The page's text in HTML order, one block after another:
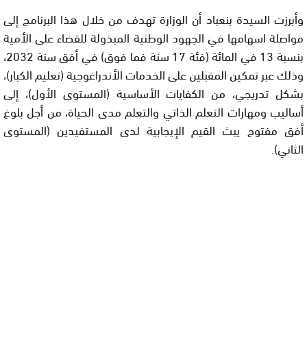
وأبرزت السيدة بنعباد أن الوزارة تهدف من خلال هذا البرنامج إلى
مواصلة اسهامها في الجهود الوطنية المبذولة للقضاء على الأمية
بنسبة 13 في المائة (فئة 17 سنة فما فوق) في أفق سنة 2032،
وذلك عبر تمكين المقبلين على الخدمات الأندراغوجية (تعليم الكبار)،
بشكل تدريجي، من الكفايات الأساسية (المستوى الأول)، إلى
أساليب ومهارات التعلم الذاتي والتعلم مدى الحياة، من أجل بلوغ
أفق مفتوح يبث القيم الإيجابية لدى المستفيدين (المستوى
الثاني).